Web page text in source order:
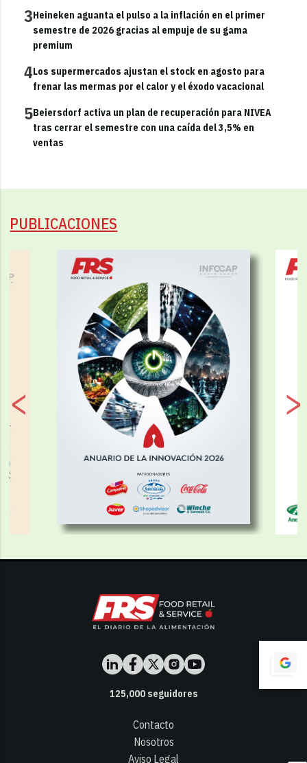
3Heineken aguanta el pulso a la inflación en el primer
semestre de 2026 gracias al empuje de su gama
premium
4Los supermercados ajustan el stock en agosto para
frenar las mermas por el calor y el éxodo vacacional
5Beiersdorf activa un plan de recuperación para NIVEA
tras cerrar el semestre con una caída del 3,5% en
ventas
PUBLICACIONES
125,000seguidores
Contacto
Nosotros
Aviso Legal